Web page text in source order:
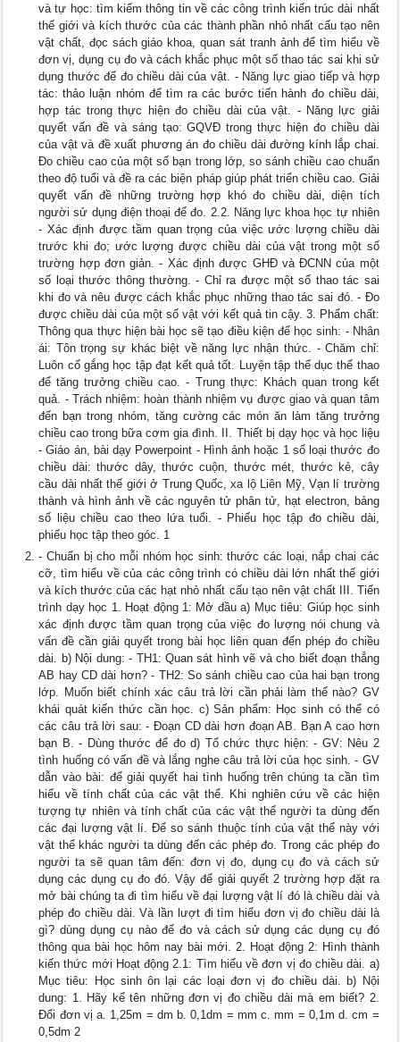
và tự học: tìm kiếm thông tin về các công trình kiến trúc dài nhất
thế giới và kích thước của các thành phần nhỏ nhất cấu tạo nên
vật chất, đọc sách giáo khoa, quan sát tranh ảnh để tìm hiểu về
đơn vị, dụng cụ đo và cách khắc phục một số thao tác sai khi sử
dụng thước để đo chiều dài của vật. - Năng lực giao tiếp và hợp
tác: thảo luận nhóm để tìm ra các bước tiến hành đo chiều dài,
hợp tác trong thực hiện đo chiều dài của vật. - Năng lực giải
quyết vấn đề và sáng tạo: GQVĐ trong thực hiện đo chiều dài
của vật và đề xuất phương án đo chiều dài đường kính lắp chai.
Đo chiều cao của một số bạn trong lớp, so sánh chiều cao chuẩn
theo độ tuổi và đề ra các biện pháp giúp phát triển chiều cao. Giải
quyết vấn đề những trường hợp khó đo chiều dài, diện tích
người sử dụng điện thoại để đo. 2.2. Năng lực khoa học tự nhiên
- Xác định được tầm quan trọng của việc ước lượng chiều dài
trước khi đo; ước lượng được chiều dài của vật trong một số
trường hợp đơn giản. - Xác định được GHĐ và ĐCNN của một
số loại thước thông thường. - Chỉ ra được một số thao tác sai
khi đo và nêu được cách khắc phục những thao tác sai đó. - Đo
được chiều dài của một số vật với kết quả tin cậy. 3. Phẩm chất:
Thông qua thực hiện bài học sẽ tạo điều kiện để học sinh: - Nhân
ái: Tôn trọng sự khác biệt về năng lực nhận thức. - Chăm chỉ:
Luôn cố gắng học tập đạt kết quả tốt. Luyện tập thể dục thể thao
để tăng trưởng chiều cao. - Trung thực: Khách quan trong kết
quả. - Trách nhiệm: hoàn thành nhiệm vụ được giao và quan tâm
đến bạn trong nhóm, tăng cường các món ăn làm tăng trưởng
chiều cao trong bữa cơm gia đình. II. Thiết bị dạy học và học liệu
- Giáo án, bài dạy Powerpoint - Hình ảnh hoặc 1 số loại thước đo
chiều dài: thước dây, thước cuộn, thước mét, thước kẻ, cây
cầu dài nhất thế giới ở Trung Quốc, xa lộ Liên Mỹ, Vạn lí trường
thành và hình ảnh về các nguyên tử phân tử, hạt electron, bảng
số liệu chiều cao theo lứa tuổi. - Phiếu học tập đo chiều dài,
phiếu học tập theo góc. 1
- Chuẩn bị cho mỗi nhóm học sinh: thước các loại, nắp chai các
cỡ, tìm hiểu về của các công trình có chiều dài lớn nhất thế giới
và kích thước của các hạt nhỏ nhất cấu tạo nên vật chất III. Tiến
trình dạy học 1. Hoạt động 1: Mở đầu a) Mục tiêu: Giúp học sinh
xác định được tầm quan trọng của việc đo lượng nói chung và
vấn đề cần giải quyết trong bài học liên quan đến phép đo chiều
dài. b) Nội dung: - TH1: Quan sát hình vẽ và cho biết đoạn thẳng
AB hay CD dài hơn? - TH2: So sánh chiều cao của hai bạn trong
lớp. Muốn biết chính xác câu trả lời cần phải làm thế nào? GV
khái quát kiến thức cần học. c) Sản phẩm: Học sinh có thể có
các câu trả lời sau: - Đoạn CD dài hơn đoạn AB. Bạn A cao hơn
bạn B. - Dùng thước để đo d) Tổ chức thực hiện: - GV: Nêu 2
tình huống có vấn đề và lắng nghe câu trả lời của học sinh. - GV
dẫn vào bài: để giải quyết hai tình huống trên chúng ta cần tìm
hiểu về tính chất của các vật thể. Khi nghiên cứu về các hiện
tượng tự nhiên và tính chất của các vật thể người ta dùng đến
các đại lượng vật lí. Để so sánh thuộc tính của vật thể này với
vật thể khác người ta dùng đến các phép đo. Trong các phép đo
người ta sẽ quan tâm đến: đơn vị đo, dụng cụ đo và cách sử
dụng các dụng cụ đo đó. Vậy để giải quyết 2 trường hợp đặt ra
mở bài chúng ta đi tìm hiểu về đại lượng vật lí đó là chiều dài và
phép đo chiều dài. Và lần lượt đi tìm hiểu đơn vị đo chiều dài là
gì? dùng dụng cụ nào để đo và cách sử dụng các dụng cụ đó
thông qua bài học hôm nay bài mới. 2. Hoạt động 2: Hình thành
kiến thức mới Hoạt động 2.1: Tìm hiểu về đơn vị đo chiều dài. a)
Mục tiêu: Học sinh ôn lại các loại đơn vị đo chiều dài. b) Nội
dung: 1. Hãy kể tên những đơn vị đo chiều dài mà em biết? 2.
Đổi đơn vị a. 1,25m = dm b. 0,1dm = mm c. mm = 0,1m d. cm =
0,5dm 2